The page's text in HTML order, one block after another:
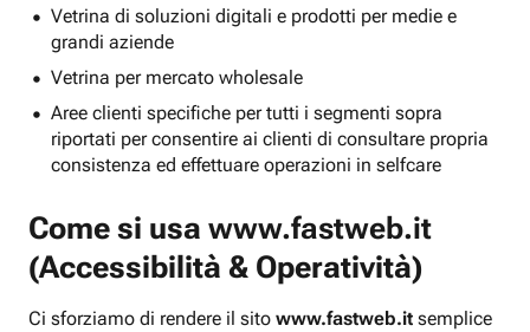
Vetrina di soluzioni digitali e prodotti per medie e
grandi aziende
Vetrina per mercato wholesale
Aree clienti specifiche per tutti i segmenti sopra
riportati per consentire ai clienti di consultare propria
consistenza ed effettuare operazioni in selfcare
Come si usa www.fastweb.it
(Accessibilità & Operatività)
Ci sforziamo di rendere il sito www.fastweb.it semplice